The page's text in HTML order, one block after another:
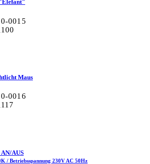
0015
Maus
0016
AUS
/ Betriebsspannung 230V AC 50Hz